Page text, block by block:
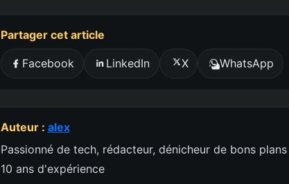
Partager cet article
Facebook LinkedIn X WhatsApp
Auteur : alex
Passionné de tech, rédacteur, dénicheur de bons plans
10 ans d'expérience